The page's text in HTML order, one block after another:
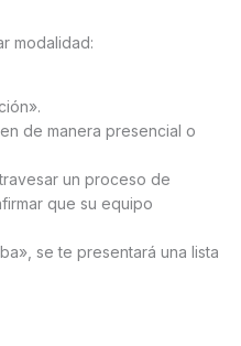
modalidad:
de manera presencial o
un proceso de
que su equipo
se te presentará una lista